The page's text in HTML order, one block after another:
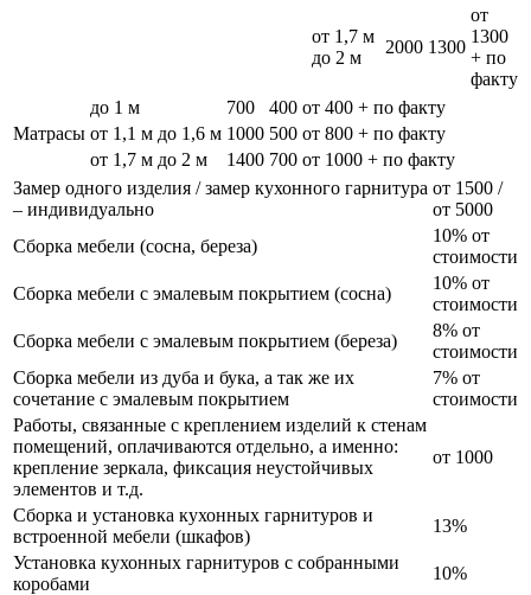
от 1,7 м
до 2 м
2000 1300
от
1300
+ по
факту
Матрасы
до 1 м 700 400 от 400 + по факту
от 1,1 м до 1,6 м 1000 500 от 800 + по факту
от 1,7 м до 2 м
1400 700 от 1000 + по факту
Замер одного изделия / замер кухонного гарнитура
– индивидуально
от 1500 /
от 5000
Сборка мебели (сосна, береза)
10% от
стоимости
Сборка мебели с эмалевым покрытием (сосна)
10% от
стоимости
Сборка мебели с эмалевым покрытием (береза)
8% от
стоимости
Сборка мебели из дуба и бука, а так же их
сочетание с эмалевым покрытием
7% от
стоимости
Работы, связанные с креплением изделий к стенам
помещений, оплачиваются отдельно, а именно:
крепление зеркала, фиксация неустойчивых
элементов и т.д.
от 1000
Сборка и установка кухонных гарнитуров и
встроенной мебели (шкафов)
13%
Установка кухонных гарнитуров с собранными
коробами
10%